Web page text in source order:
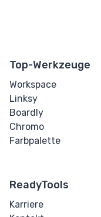
Video
Text
Bidirektionales
Überschreiben
Blockzitat
Zitat
Top-Werkzeuge
Workspace
Linksy
Boardly
Chromo
Farbpalette
ReadyTools
Karriere